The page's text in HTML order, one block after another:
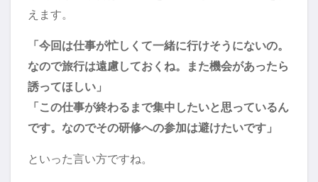
えます。
「今回は仕事が忙しくて一緒に行けそうにないの。
なので旅行は遠慮しておくね。また機会があったら
誘ってほしい」
「この仕事が終わるまで集中したいと思っているん
です。なのでその研修への参加は避けたいです」
といった言い方ですね。